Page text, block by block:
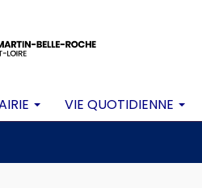
VIE QUOTIDIENNE